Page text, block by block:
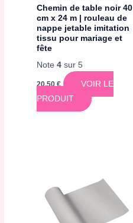
Chemin de table noir 40
cm x 24 m | rouleau de
nappe jetable imitation
tissu pour mariage et
fête
Note4 sur 5
20,50€
VOIR LE
PRODUIT